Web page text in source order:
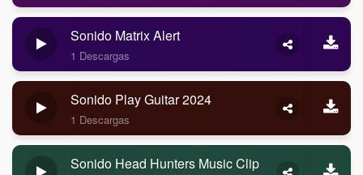
Sonido Matrix Alert
1 Descargas
Sonido Play Guitar 2024
1 Descargas
Sonido Head Hunters Music Clip